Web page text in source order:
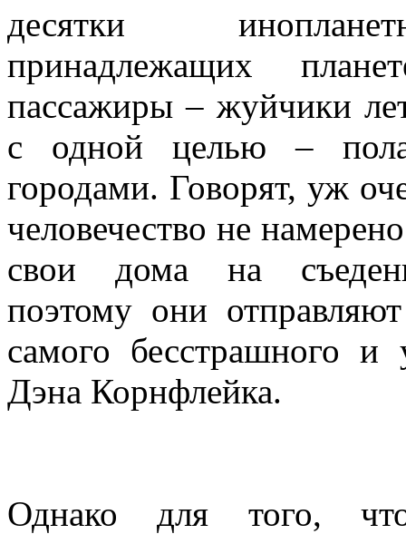
десятки
принадлежащих
пассажиры – жуйчики
с одной целью –
городами. Говорят, уж
человечество не
свои дома на
поэтому они
самого бесстрашного и
Дэна Корнфлейка.
Однако для того,